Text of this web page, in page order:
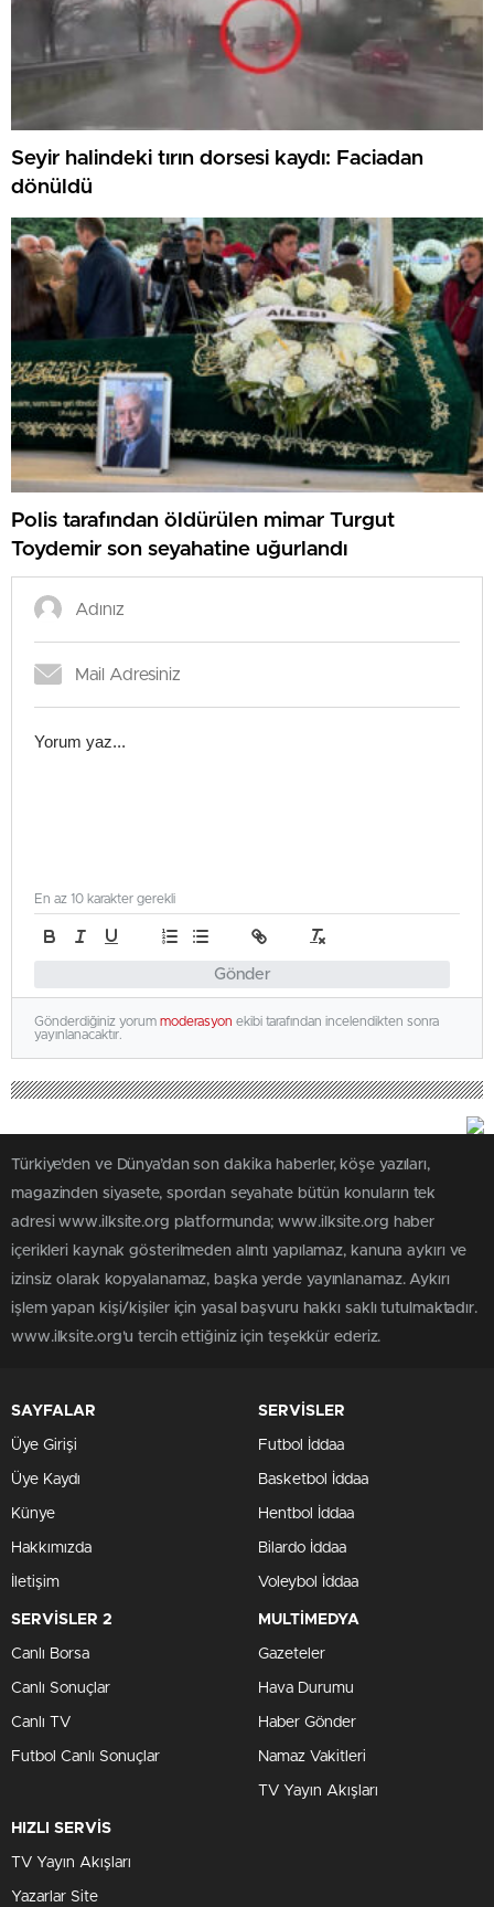
Seyir halindeki tırın dorsesi kaydı: Faciadan
dönüldü
Polis tarafından öldürülen mimar Turgut
Toydemir son seyahatine uğurlandı
Gönder
En az 10 karakter gerekli
Gönderdiğiniz yorum moderasyon ekibi tarafından incelendikten sonra
yayınlanacaktır.
Türkiye'den ve Dünya’dan son dakika haberler, köşe yazıları,
magazinden siyasete, spordan seyahate bütün konuların tek
adresi www.ilksite.org platformunda; www.ilksite.org haber
içerikleri kaynak gösterilmeden alıntı yapılamaz, kanuna aykırı ve
izinsiz olarak kopyalanamaz, başka yerde yayınlanamaz. Aykırı
işlem yapan kişi/kişiler için yasal başvuru hakkı saklı tutulmaktadır.
www.ilksite.org'u tercih ettiğiniz için teşekkür ederiz.
SAYFALAR
Üye Girişi
Üye Kaydı
Künye
Hakkımızda
İletişim
SERVİSLER
Futbol İddaa
Basketbol İddaa
Hentbol İddaa
Bilardo İddaa
Voleybol İddaa
SERVİSLER 2
Canlı Borsa
Canlı Sonuçlar
Canlı TV
Futbol Canlı Sonuçlar
MULTİMEDYA
Gazeteler
Hava Durumu
Haber Gönder
Namaz Vakitleri
TV Yayın Akışları
HIZLI SERVİS
TV Yayın Akışları
Yazarlar Site